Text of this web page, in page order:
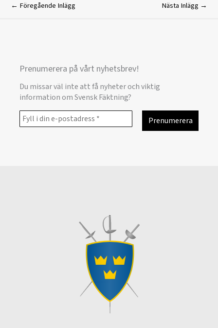
← Föregående Inlägg Nästa Inlägg →
Prenumerera på vårt nyhetsbrev!
Du missar väl inte att få nyheter och viktig
information om Svensk Fäktning?